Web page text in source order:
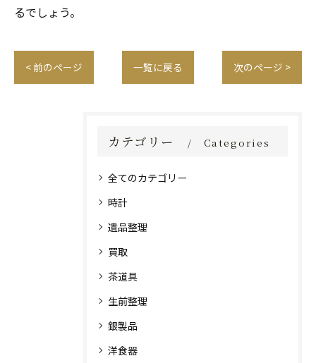
るでしょう。
< 前のページ 一覧に戻る 次のページ >
カテゴリー Categories
全てのカテゴリー
時計
遺品整理
買取
茶道具
生前整理
銀製品
洋食器